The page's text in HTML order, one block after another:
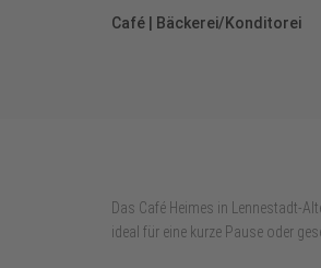
Café | Bäckerei/Konditorei
Das Café Heimes in
ideal für eine kurze Pause oder